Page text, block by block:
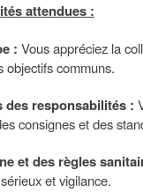
attendues :
: Vous appréciez la
objectifs communs.
des responsabilités :
consignes et des
et des règles
et vigilance.